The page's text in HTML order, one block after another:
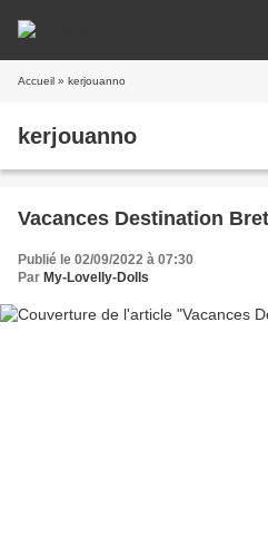
Accueil » kerjouanno
kerjouanno
Vacances Destination
Publié le 02/09/2022 à 07:30
Par My-Lovelly-Dolls